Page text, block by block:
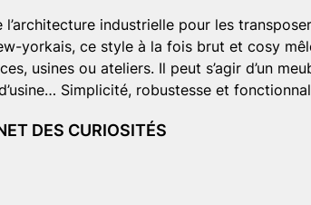
industrielle pour les
yorkais, ce style à la fois brut et cosy
usines ou ateliers. Il peut s’agir d’un
Simplicité, robustesse et
DES CURIOSITÉS